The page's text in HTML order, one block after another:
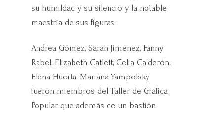
su humildad y su silencio y la notable
maestría de sus figuras.
Andrea Gómez, Sarah Jiménez, Fanny
Rabel, Elizabeth Catlett, Celia Calderón,
Elena Huerta, Mariana Yampolsky
fueron miembros del Taller de Gráfica
Popular que además de un bastión